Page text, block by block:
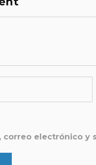
correo electrónico y